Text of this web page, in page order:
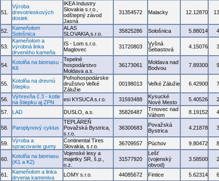
51.
Výroba
drevotrieskových
dosiek
IKEA Industry
Slovakia s.r.o.,
odštepný závod
Jasná
31354572 Malacky 12.12870
52.
Kameňolom
Sološnica
ALAS
SLOVAKIA,s.r.o.
35825286 Sološnica 5.88014
53.
Kameňolom a
výrobná linka
drveného kameňa
IS - Lom s.r.o.
Maglovec
31720803
Vyšná
Šebastová
4.15076
54.
Kotolňa na biomasu -
K6
Tepelné
hospodárstvo
Moldava a.s.
36173061
Moldava nad
Bodvou
7.89300
55.
Kotolňa na drevnú
štiepku
Poľnohospodárske
družstvo Veľké
Zálužie
00198013 Veľké Zálužie 6.42900
56.
Výhrevňa č.3 - kotle
na štiepku aj ZPN
esi KYSUCA s.r.o. 31593488
Kysucké
Nové Mesto
5.40526
57. LAD DUSLO, a.s. 35826487
Trnovec nad
Váhom
8.19152
58. Paroplynový cyklus
TEPLÁREŇ
Považská Bystrica,
s.r.o.
36300683
Považská
Bystrica
4.21878
59.
Výroba a
spracovanie gumy
Continental Tires
Slovakia, s.r.o.
36709557 Púchov 9.80472
60.
Kotolňa na biomasu
(K1 a K2)
Vojenské lesy a
majetky SR, š.p.,
o.z.
31577920
Lešť
(vojenský
obvod)
3.58500
61.
Kameňolom a linka
drvenia kameniva
LOMY s.r.o. 44085672 Fintice 5.62314